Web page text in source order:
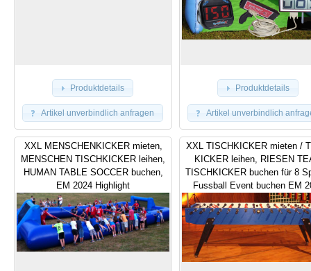
Produktdetails
Artikel unverbindlich anfragen
Produktdetails
Artikel unverbindlich
XXL MENSCHENKICKER mieten,
MENSCHEN TISCHKICKER leihen,
HUMAN TABLE SOCCER buchen,
EM 2024 Highlight
XXL TISCHKICKER mieten /
KICKER leihen, RIESEN
TISCHKICKER buchen für 8
Fussball Event buchen EM